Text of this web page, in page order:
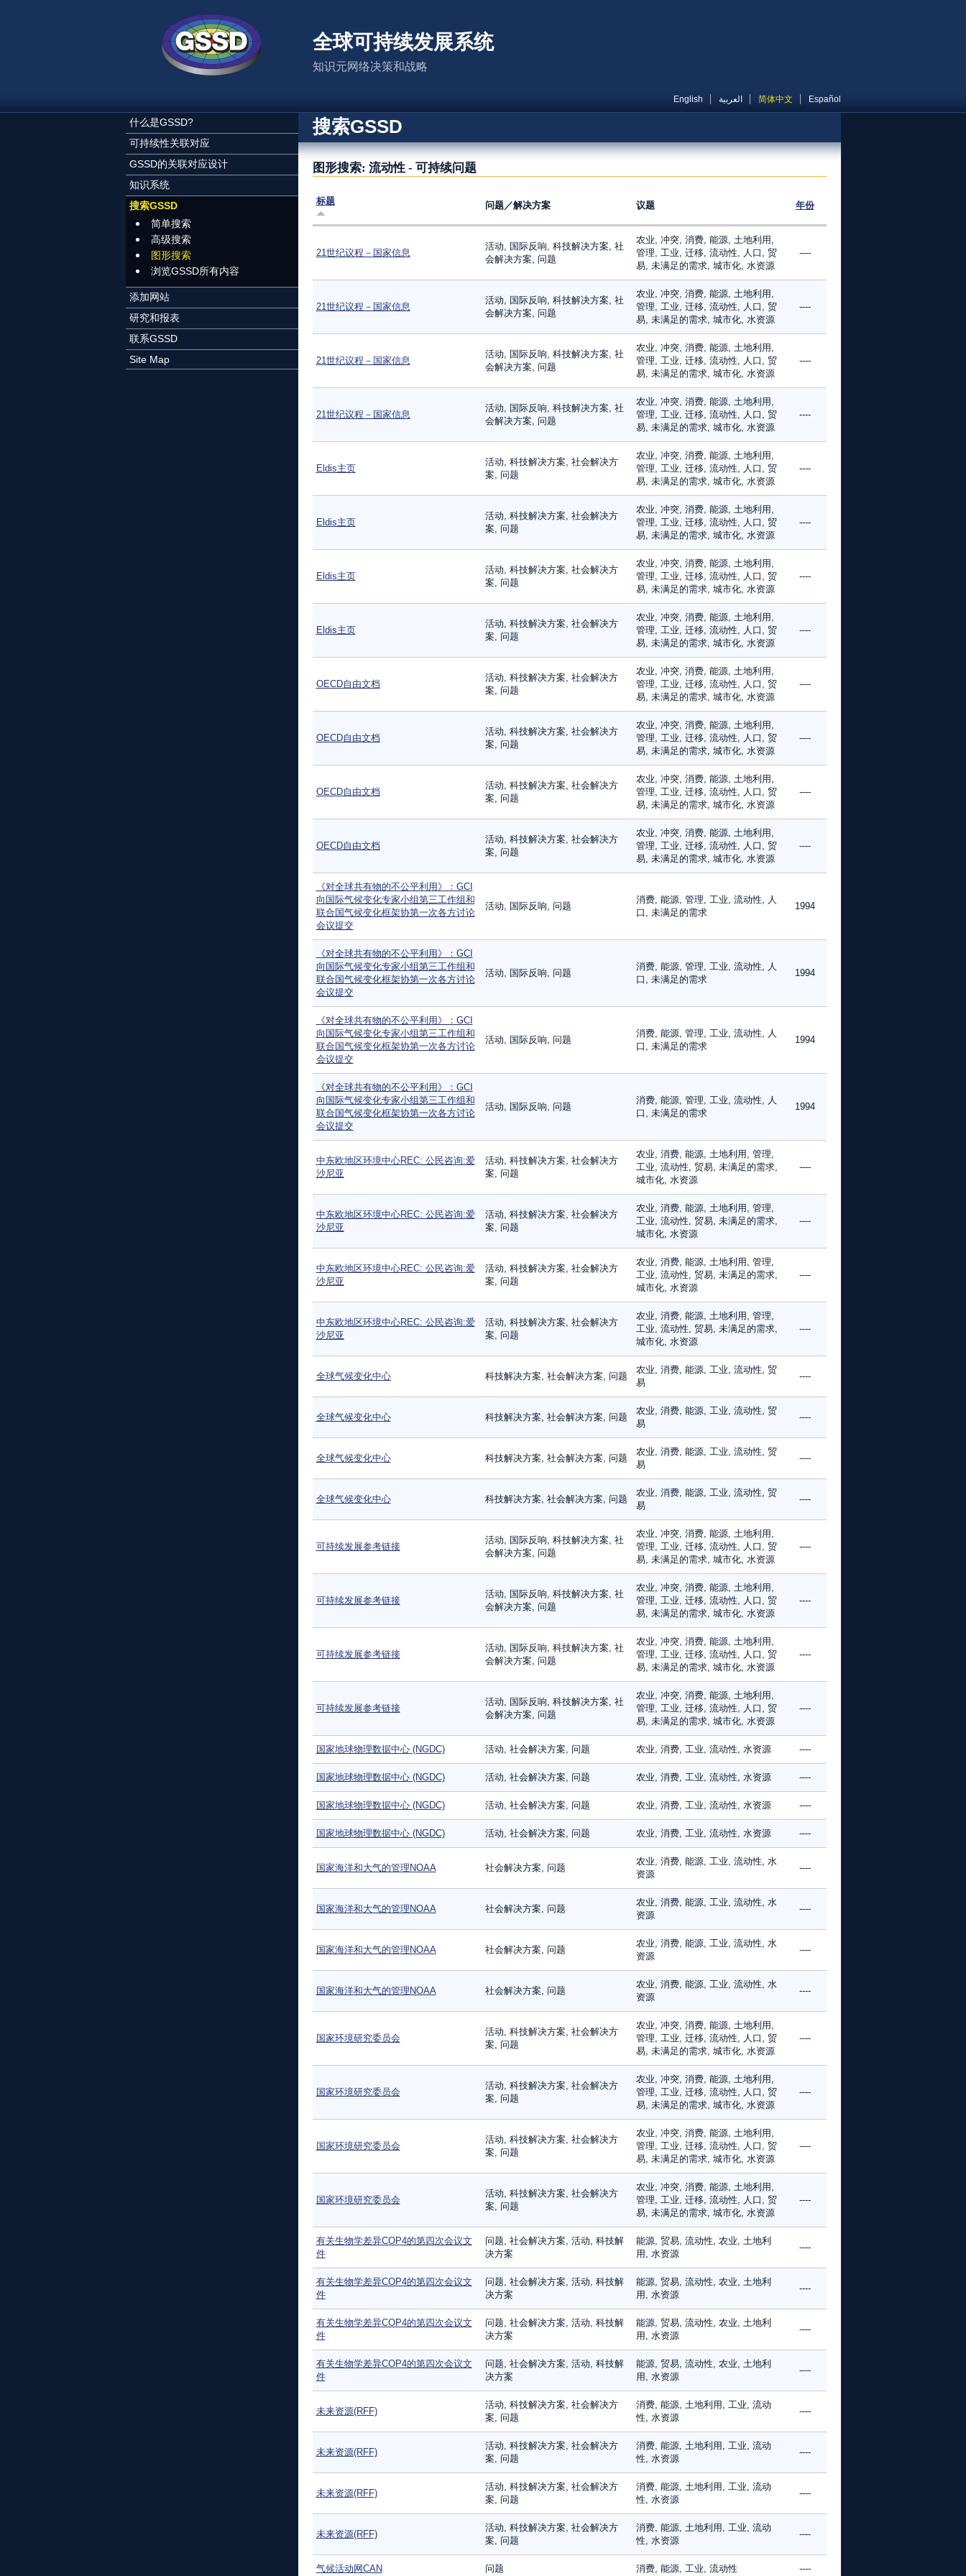
全球可持续发展系统
知识元网络决策和战略
English العربية 简体中文 Español
什么是GSSD?
可持续性关联对应
GSSD的关联对应设计
知识系统
搜索GSSD
简单搜索
高级搜索
图形搜索
浏览GSSD所有内容
添加网站
研究和报表
联系GSSD
Site Map
搜索GSSD
图形搜索: 流动性 - 可持续问题
标题 问题／解决方案 议题 年份
21世纪议程－国家信息
活动, 国际反响, 科技解决方案, 社
会解决方案, 问题
农业, 冲突, 消费, 能源, 土地利用,
管理, 工业, 迁移, 流动性, 人口, 贸
易, 未满足的需求, 城市化, 水资源
----
21世纪议程－国家信息
活动, 国际反响, 科技解决方案, 社
会解决方案, 问题
农业, 冲突, 消费, 能源, 土地利用,
管理, 工业, 迁移, 流动性, 人口, 贸
易, 未满足的需求, 城市化, 水资源
----
21世纪议程－国家信息
活动, 国际反响, 科技解决方案, 社
会解决方案, 问题
农业, 冲突, 消费, 能源, 土地利用,
管理, 工业, 迁移, 流动性, 人口, 贸
易, 未满足的需求, 城市化, 水资源
----
21世纪议程－国家信息
活动, 国际反响, 科技解决方案, 社
会解决方案, 问题
农业, 冲突, 消费, 能源, 土地利用,
管理, 工业, 迁移, 流动性, 人口, 贸
易, 未满足的需求, 城市化, 水资源
----
Eldis主页
活动, 科技解决方案, 社会解决方
案, 问题
农业, 冲突, 消费, 能源, 土地利用,
管理, 工业, 迁移, 流动性, 人口, 贸
易, 未满足的需求, 城市化, 水资源
----
Eldis主页
活动, 科技解决方案, 社会解决方
案, 问题
农业, 冲突, 消费, 能源, 土地利用,
管理, 工业, 迁移, 流动性, 人口, 贸
易, 未满足的需求, 城市化, 水资源
----
Eldis主页
活动, 科技解决方案, 社会解决方
案, 问题
农业, 冲突, 消费, 能源, 土地利用,
管理, 工业, 迁移, 流动性, 人口, 贸
易, 未满足的需求, 城市化, 水资源
----
Eldis主页
活动, 科技解决方案, 社会解决方
案, 问题
农业, 冲突, 消费, 能源, 土地利用,
管理, 工业, 迁移, 流动性, 人口, 贸
易, 未满足的需求, 城市化, 水资源
----
OECD自由文档
活动, 科技解决方案, 社会解决方
案, 问题
农业, 冲突, 消费, 能源, 土地利用,
管理, 工业, 迁移, 流动性, 人口, 贸
易, 未满足的需求, 城市化, 水资源
----
OECD自由文档
活动, 科技解决方案, 社会解决方
案, 问题
农业, 冲突, 消费, 能源, 土地利用,
管理, 工业, 迁移, 流动性, 人口, 贸
易, 未满足的需求, 城市化, 水资源
----
OECD自由文档
活动, 科技解决方案, 社会解决方
案, 问题
农业, 冲突, 消费, 能源, 土地利用,
管理, 工业, 迁移, 流动性, 人口, 贸
易, 未满足的需求, 城市化, 水资源
----
OECD自由文档
活动, 科技解决方案, 社会解决方
案, 问题
农业, 冲突, 消费, 能源, 土地利用,
管理, 工业, 迁移, 流动性, 人口, 贸
易, 未满足的需求, 城市化, 水资源
----
《对全球共有物的不公平利用》：GCI
向国际气候变化专家小组第三工作组和
联合国气候变化框架协第一次各方讨论
会议提交
活动, 国际反响, 问题
消费, 能源, 管理, 工业, 流动性, 人
口, 未满足的需求
1994
《对全球共有物的不公平利用》：GCI
向国际气候变化专家小组第三工作组和
联合国气候变化框架协第一次各方讨论
会议提交
活动, 国际反响, 问题
消费, 能源, 管理, 工业, 流动性, 人
口, 未满足的需求
1994
《对全球共有物的不公平利用》：GCI
向国际气候变化专家小组第三工作组和
联合国气候变化框架协第一次各方讨论
会议提交
活动, 国际反响, 问题
消费, 能源, 管理, 工业, 流动性, 人
口, 未满足的需求
1994
《对全球共有物的不公平利用》：GCI
向国际气候变化专家小组第三工作组和
联合国气候变化框架协第一次各方讨论
会议提交
活动, 国际反响, 问题
消费, 能源, 管理, 工业, 流动性, 人
口, 未满足的需求
1994
中东欧地区环境中心REC: 公民咨询:爱
沙尼亚
活动, 科技解决方案, 社会解决方
案, 问题
农业, 消费, 能源, 土地利用, 管理,
工业, 流动性, 贸易, 未满足的需求,
城市化, 水资源
----
中东欧地区环境中心REC: 公民咨询:爱
沙尼亚
活动, 科技解决方案, 社会解决方
案, 问题
农业, 消费, 能源, 土地利用, 管理,
工业, 流动性, 贸易, 未满足的需求,
城市化, 水资源
----
中东欧地区环境中心REC: 公民咨询:爱
沙尼亚
活动, 科技解决方案, 社会解决方
案, 问题
农业, 消费, 能源, 土地利用, 管理,
工业, 流动性, 贸易, 未满足的需求,
城市化, 水资源
----
中东欧地区环境中心REC: 公民咨询:爱
沙尼亚
活动, 科技解决方案, 社会解决方
案, 问题
农业, 消费, 能源, 土地利用, 管理,
工业, 流动性, 贸易, 未满足的需求,
城市化, 水资源
----
全球气候变化中心 科技解决方案, 社会解决方案, 问题
农业, 消费, 能源, 工业, 流动性, 贸
易
----
全球气候变化中心 科技解决方案, 社会解决方案, 问题
农业, 消费, 能源, 工业, 流动性, 贸
易
----
全球气候变化中心 科技解决方案, 社会解决方案, 问题
农业, 消费, 能源, 工业, 流动性, 贸
易
----
全球气候变化中心 科技解决方案, 社会解决方案, 问题
农业, 消费, 能源, 工业, 流动性, 贸
易
----
可持续发展参考链接
活动, 国际反响, 科技解决方案, 社
会解决方案, 问题
农业, 冲突, 消费, 能源, 土地利用,
管理, 工业, 迁移, 流动性, 人口, 贸
易, 未满足的需求, 城市化, 水资源
----
可持续发展参考链接
活动, 国际反响, 科技解决方案, 社
会解决方案, 问题
农业, 冲突, 消费, 能源, 土地利用,
管理, 工业, 迁移, 流动性, 人口, 贸
易, 未满足的需求, 城市化, 水资源
----
可持续发展参考链接
活动, 国际反响, 科技解决方案, 社
会解决方案, 问题
农业, 冲突, 消费, 能源, 土地利用,
管理, 工业, 迁移, 流动性, 人口, 贸
易, 未满足的需求, 城市化, 水资源
----
可持续发展参考链接
活动, 国际反响, 科技解决方案, 社
会解决方案, 问题
农业, 冲突, 消费, 能源, 土地利用,
管理, 工业, 迁移, 流动性, 人口, 贸
易, 未满足的需求, 城市化, 水资源
----
国家地球物理数据中心 (NGDC) 活动, 社会解决方案, 问题 农业, 消费, 工业, 流动性, 水资源 ----
国家地球物理数据中心 (NGDC) 活动, 社会解决方案, 问题 农业, 消费, 工业, 流动性, 水资源 ----
国家地球物理数据中心 (NGDC) 活动, 社会解决方案, 问题 农业, 消费, 工业, 流动性, 水资源 ----
国家地球物理数据中心 (NGDC) 活动, 社会解决方案, 问题 农业, 消费, 工业, 流动性, 水资源 ----
国家海洋和大气的管理NOAA 社会解决方案, 问题
农业, 消费, 能源, 工业, 流动性, 水
资源
----
国家海洋和大气的管理NOAA 社会解决方案, 问题
农业, 消费, 能源, 工业, 流动性, 水
资源
----
国家海洋和大气的管理NOAA 社会解决方案, 问题
农业, 消费, 能源, 工业, 流动性, 水
资源
----
国家海洋和大气的管理NOAA 社会解决方案, 问题
农业, 消费, 能源, 工业, 流动性, 水
资源
----
国家环境研究委员会
活动, 科技解决方案, 社会解决方
案, 问题
农业, 冲突, 消费, 能源, 土地利用,
管理, 工业, 迁移, 流动性, 人口, 贸
易, 未满足的需求, 城市化, 水资源
----
国家环境研究委员会
活动, 科技解决方案, 社会解决方
案, 问题
农业, 冲突, 消费, 能源, 土地利用,
管理, 工业, 迁移, 流动性, 人口, 贸
易, 未满足的需求, 城市化, 水资源
----
国家环境研究委员会
活动, 科技解决方案, 社会解决方
案, 问题
农业, 冲突, 消费, 能源, 土地利用,
管理, 工业, 迁移, 流动性, 人口, 贸
易, 未满足的需求, 城市化, 水资源
----
国家环境研究委员会
活动, 科技解决方案, 社会解决方
案, 问题
农业, 冲突, 消费, 能源, 土地利用,
管理, 工业, 迁移, 流动性, 人口, 贸
易, 未满足的需求, 城市化, 水资源
----
有关生物学差异COP4的第四次会议文
件
问题, 社会解决方案, 活动, 科技解
决方案
能源, 贸易, 流动性, 农业, 土地利
用, 水资源
----
有关生物学差异COP4的第四次会议文
件
问题, 社会解决方案, 活动, 科技解
决方案
能源, 贸易, 流动性, 农业, 土地利
用, 水资源
----
有关生物学差异COP4的第四次会议文
件
问题, 社会解决方案, 活动, 科技解
决方案
能源, 贸易, 流动性, 农业, 土地利
用, 水资源
----
有关生物学差异COP4的第四次会议文
件
问题, 社会解决方案, 活动, 科技解
决方案
能源, 贸易, 流动性, 农业, 土地利
用, 水资源
----
未来资源(RFF)
活动, 科技解决方案, 社会解决方
案, 问题
消费, 能源, 土地利用, 工业, 流动
性, 水资源
----
未来资源(RFF)
活动, 科技解决方案, 社会解决方
案, 问题
消费, 能源, 土地利用, 工业, 流动
性, 水资源
----
未来资源(RFF)
活动, 科技解决方案, 社会解决方
案, 问题
消费, 能源, 土地利用, 工业, 流动
性, 水资源
----
未来资源(RFF)
活动, 科技解决方案, 社会解决方
案, 问题
消费, 能源, 土地利用, 工业, 流动
性, 水资源
----
气候活动网CAN 问题 消费, 能源, 工业, 流动性 ----